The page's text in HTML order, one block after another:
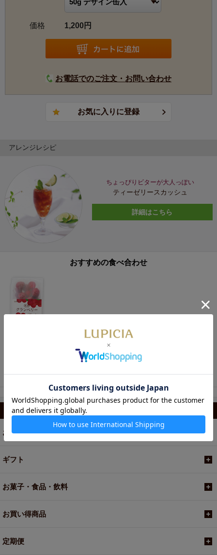
価格 1,200円
お電話でのご注文・お問い合わせ
アレンジレシピ
ちょっぴりビターが大人っぽい
ティーゼリースカッシュ
詳細はこちら
おすすめの食べ合わせ
茶実 クランベリー
カテゴリから選ぶ
お茶
ギフト
お菓子・食品・飲料
お買い得商品
定期便